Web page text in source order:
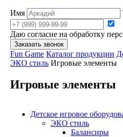
Имя
Даю согласие на обработку
Заказать звонок
Fun Game Каталог продукции
ЭКО стиль Игровые элементы
Игровые элементы
Детское игровое
ЭКО стиль
Балансиры